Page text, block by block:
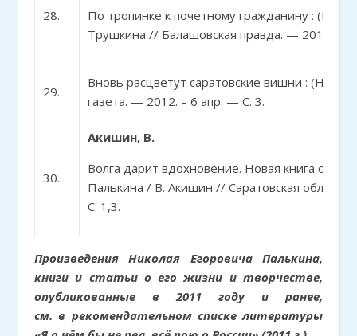
28.
По тропинке к почетному гражданину :
Трушкина // Балашовская правда. — 2012. –
29.
Вновь расцветут саратовские вишни :
газета. — 2012. – 6 апр. — С. 3.
30.
Акишин, В.
Волга дарит вдохновение. Новая книга
Палькина / В. Акишин // Саратовская
С. 1,3.
Произведения Николая Егоровича Палькина,
книги и статьи о его жизни и творчестве,
опубликованные в 2011 году и ранее,
см. в рекомендательном списке литературы